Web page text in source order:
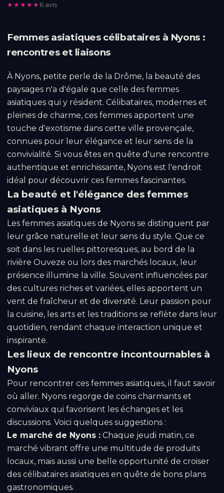
★★★★★ 6 avis
Femmes asiatiques célibataires à Nyons :
rencontres et liaisons
À Nyons, petite perle de la Drôme, la beauté des
paysages n'a d'égale que celle des femmes
asiatiques qui y résident. Célibataires, modernes et
pleines de charme, ces femmes apportent une
touche d'exotisme dans cette ville provençale,
connues pour leur élégance et leur sens de la
convivialité. Si vous êtes en quête d'une rencontre
authentique et enrichissante, Nyons est l'endroit
idéal pour découvrir ces femmes fascinantes.
La beauté et l'élégance des femmes
asiatiques à Nyons
Les femmes asiatiques de Nyons se distinguent par
leur grâce naturelle et leur sens du style. Que ce
soit dans les ruelles pittoresques, au bord de la
rivière Ouveze ou lors des marchés locaux, leur
présence illumine la ville. Souvent influencées par
des cultures riches et variées, elles apportent un
vent de fraîcheur et de diversité. Leur passion pour
la cuisine, les arts et les traditions se reflète dans leur
quotidien, rendant chaque interaction unique et
inspirante.
Les lieux de rencontre incontournables à
Nyons
Pour rencontrer ces femmes asiatiques, il faut savoir
où aller. Nyons regorge de coins charmants et
conviviaux qui favorisent les échanges et les
discussions. Voici quelques suggestions :
Le marché de Nyons : Chaque jeudi matin, ce
marché vibrant offre une multitude de produits
locaux, mais aussi une belle opportunité de croiser
des célibataires asiatiques en quête de bons plans
gastronomiques.